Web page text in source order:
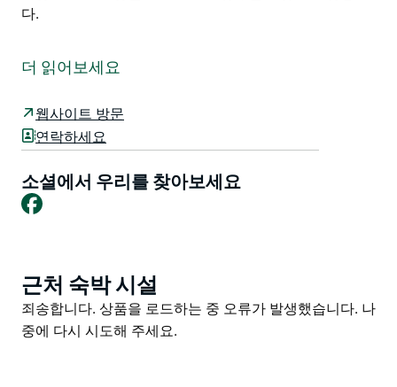
다.
열리며, 12월에는 특별한 크리스마스 마켓 행사도 열립니
집에서 만든 잼과 보존식품 사랑받는 장난감과 도구 현지
에서 생산된 꿀 장신구 다양한 식물 맛있는 음식 나무 장
판매하는 노점이 많이 있습니다.
집에서 만든 따뜻한 음식 갓 갈아낸 커피 다과 멋진 컵케
더 읽어보세요
웹사이트 방문
연락하세요
소셜에서 우리를 찾아보세요
Facebook
Product
List
근처 숙박 시설
Product
List
죄송합니다. 상품을 로드하는 중 오류가 발생했습니다. 나
중에 다시 시도해 주세요.